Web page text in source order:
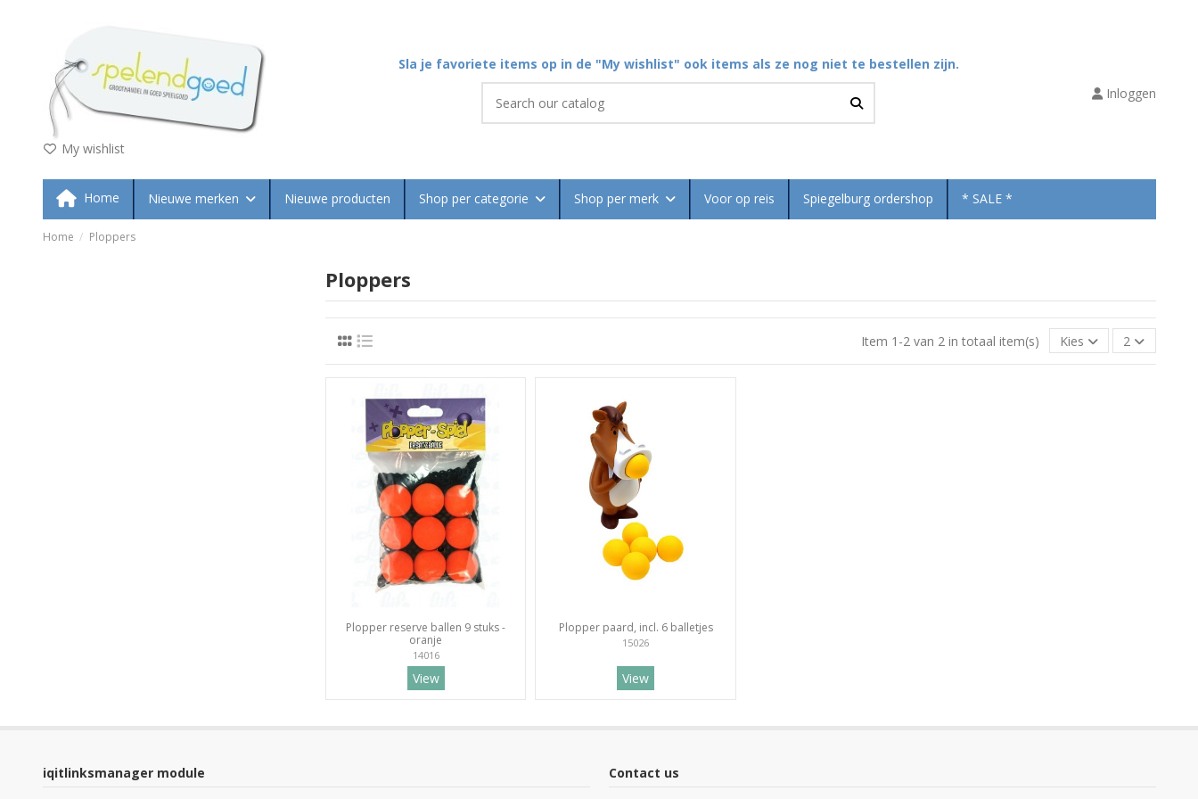
My wishlist
Sla je favoriete items op in de "My wishlist" ook items als ze nog niet te bestellen zijn.
Inloggen
Home Nieuwe merken Nieuwe producten Shop per categorie Shop per merk Voor op reis Spiegelburg ordershop * SALE *
Home Ploppers
Ploppers
Item 1-2 van 2 in totaal item(s) Kies 2
Plopper reserve ballen 9 stuks -
oranje
14016
View
Plopper paard, incl. 6 balletjes
15026
View
iqitlinksmanager module
Contact us